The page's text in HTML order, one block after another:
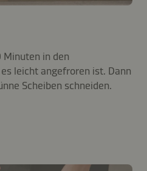
Minuten in den
leicht angefroren ist. Dann
Scheiben schneiden.